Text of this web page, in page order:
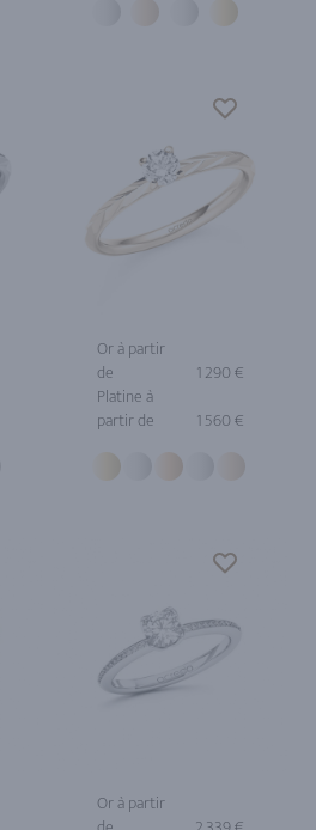
Or à partir
de
1 290 €
Platine à
partir de
1 560 €
Or à partir